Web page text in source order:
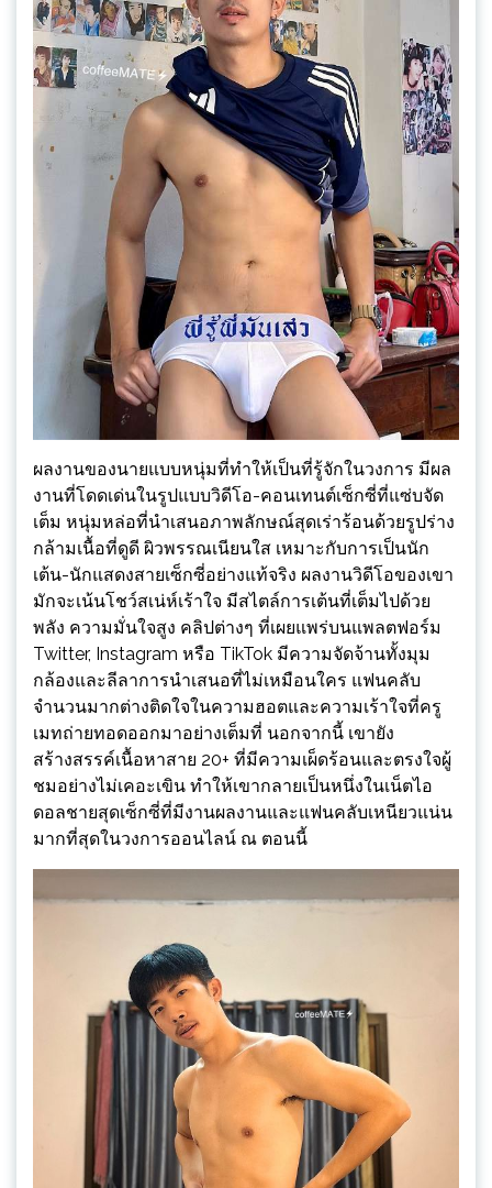
ผลงานของนายแบบหนุ่มที่ทำให้เป็นที่รู้จักในวงการ มีผล
งานที่โดดเด่นในรูปแบบวิดีโอ-คอนเทนต์เซ็กซี่ที่แซ่บจัด
เต็ม หนุ่มหล่อที่นำเสนอภาพลักษณ์สุดเร่าร้อนด้วยรูปร่าง
กล้ามเนื้อที่ดูดี ผิวพรรณเนียนใส เหมาะกับการเป็นนัก
เต้น-นักแสดงสายเซ็กซี่อย่างแท้จริง ผลงานวิดีโอของเขา
มักจะเน้นโชว์สเน่ห์เร้าใจ มีสไตล์การเต้นที่เต็มไปด้วย
พลัง ความมั่นใจสูง คลิปต่างๆ ที่เผยแพร่บนแพลตฟอร์ม
Twitter, Instagram หรือ TikTok มีความจัดจ้านทั้งมุม
กล้องและลีลาการนำเสนอที่ไม่เหมือนใคร แฟนคลับ
จำนวนมากต่างติดใจในความฮอตและความเร้าใจที่ครู
เมทถ่ายทอดออกมาอย่างเต็มที่ นอกจากนี้ เขายัง
สร้างสรรค์เนื้อหาสาย 20+ ที่มีความเผ็ดร้อนและตรงใจผู้
ชมอย่างไม่เคอะเขิน ทำให้เขากลายเป็นหนึ่งในเน็ตไอ
ดอลชายสุดเซ็กซี่ที่มีงานผลงานและแฟนคลับเหนียวแน่น
มากที่สุดในวงการออนไลน์ ณ ตอนนี้